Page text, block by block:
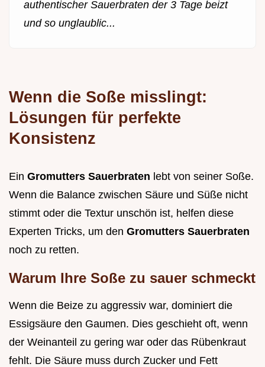
authentischer Sauerbraten der 3 Tage beizt
und so unglaublic...
Wenn die Soße misslingt:
Lösungen für perfekte
Konsistenz
Ein Gromutters Sauerbraten lebt von seiner Soße.
Wenn die Balance zwischen Säure und Süße nicht
stimmt oder die Textur unschön ist, helfen diese
Experten Tricks, um den Gromutters Sauerbraten
noch zu retten.
Warum Ihre Soße zu sauer schmeckt
Wenn die Beize zu aggressiv war, dominiert die
Essigsäure den Gaumen. Dies geschieht oft, wenn
der Weinanteil zu gering war oder das Rübenkraut
fehlt. Die Säure muss durch Zucker und Fett